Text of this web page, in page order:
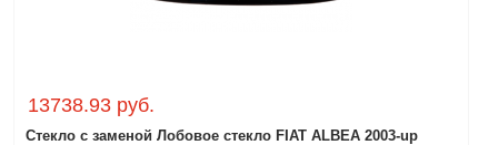
13738.93 руб.
Стекло с заменой Лобовое стекло FIAT ALBEA 2003-up